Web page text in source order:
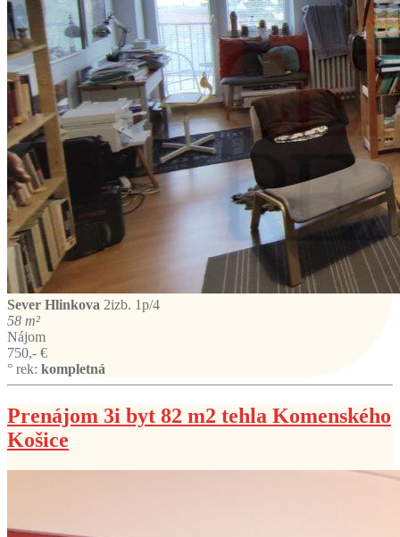
Sever Hlinkova 2izb. 1p/4
58 m²
Nájom
750,- €
° rek: kompletná
Prenájom 3i byt 82 m2 tehla Komenského
Košice